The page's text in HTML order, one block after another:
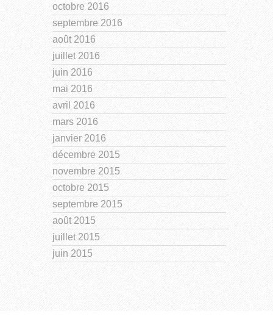
octobre 2016
septembre 2016
août 2016
juillet 2016
juin 2016
mai 2016
avril 2016
mars 2016
janvier 2016
décembre 2015
novembre 2015
octobre 2015
septembre 2015
août 2015
juillet 2015
juin 2015